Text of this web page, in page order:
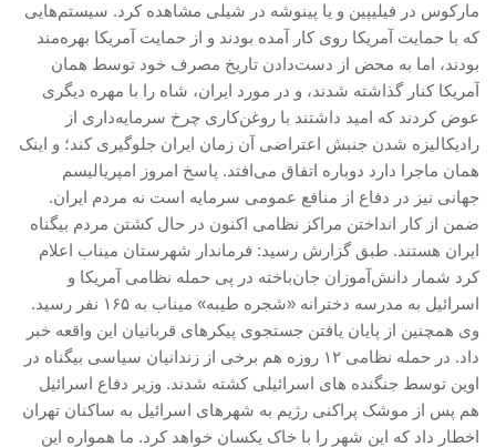
نقد
روشنفکران مارکسیست
فعالان کارگری
حزب کمونیست کارگری
راه کارگر
حزب کمونیست ایران
کومله
اقلیت
اتحاد سوسیالیستی کارگری
مائوئیست ها – سربداران
IMT گرایش بین المللی مارکسیستی
مارکوس در فیلیپین و یا پینوشه در شیلی مشاهده کرد. سیستم‌هایی
که با حمایت آمریکا روی کار آمده بودند و از حمایت آمریکا بهره‌مند
بودند، اما به محض از دست‌دادن تاریخ مصرف خود توسط همان
آمریکا کنار گذاشته شدند، و در مورد ایران، شاه را با مهره دیگری
عوض کردند که امید داشتند با روغن‌کاری چرخ سرمایه‌داری از
رادیکالیزه شدن جنبش اعتراضی آن زمان ایران جلوگیری کند؛ و اینک
همان ماجرا دارد دوباره اتفاق می‌افتد. پاسخ امروز امپریالیسم
جهانی نیز در دفاع از منافع عمومی سرمایه است نه مردم ایران.
ضمن از کار انداختن مراکز نظامی اکنون در حال کشتن مردم بیگناه
ایران هستند. طبق گزارش رسید: فرماندار شهرستان میناب اعلام
کرد شمار دانش‌آموزان جان‌باخته در پی حمله نظامی آمریکا و
اسرائیل به مدرسه دخترانه «شجره طیبه» میناب به ۱۶۵ نفر رسید.
وی همچنین از پایان یافتن جستجوی پیکرهای قربانیان این واقعه خبر
داد. در حمله نظامی ۱۲ روزه هم برخی از زندانیان سیاسی بیگناه در
اوین توسط جنگنده های اسرائیلی کشته شدند. وزیر دفاع اسرائیل
هم پس از موشک پراکنی رژیم به شهرهای اسرائیل به ساکنان تهران
اخطار داد که این شهر را با خاک یکسان خواهد کرد. ما همواره این